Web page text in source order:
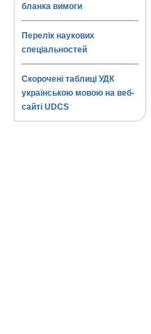
бланка вимоги
Перелік наукових
спеціальностей
Скорочені таблиці УДК
українською мовою на веб-
сайті UDCS